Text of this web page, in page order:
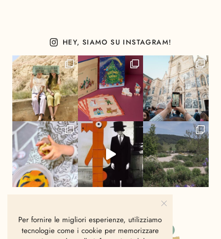
HEY, SIAMO SU INSTAGRAM!
Per fornire le migliori esperienze, utilizziamo
tecnologie come i cookie per memorizzare